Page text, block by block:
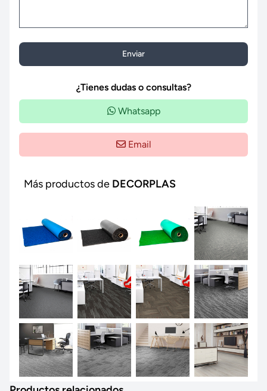
Enviar
¿Tienes dudas o consultas?
Whatsapp
Email
Más productos de DECORPLAS